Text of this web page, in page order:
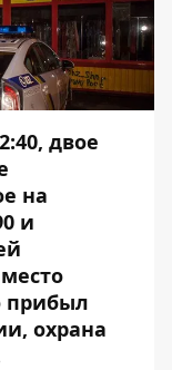
двое
на
и
прибыл
охрана